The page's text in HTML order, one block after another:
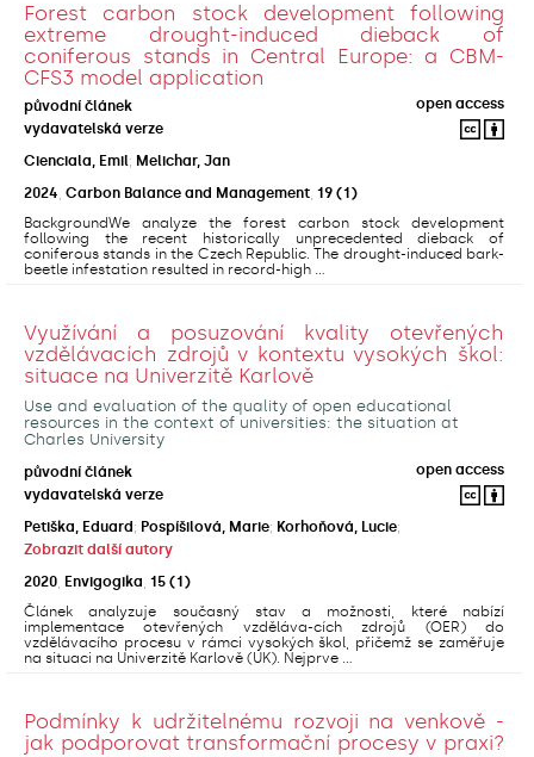
Forest carbon stock development following
extreme drought-induced dieback of
coniferous stands in Central Europe: a CBM-
CFS3 model application
původní článek
open access
vydavatelská verze
Cienciala, Emil; Melichar, Jan
2024 Carbon Balance and Management 19 (1)
BackgroundWe analyze the forest carbon stock development
following the recent historically unprecedented dieback of
coniferous stands in the Czech Republic. The drought-induced bark-
beetle infestation resulted in record-high ...
Využívání a posuzování kvality otevřených
vzdělávacích zdrojů v kontextu vysokých škol:
situace na Univerzitě Karlově
Use and evaluation of the quality of open educational
resources in the context of universities: the situation at
Charles University
původní článek
open access
vydavatelská verze
Petiška, Eduard ; Pospíšilová, Marie; Korhoňová, Lucie;
Zobrazit další autory
2020 Envigogika 15 (1)
Článek analyzuje současný stav a možnosti, které nabízí
implementace otevřených vzděláva-cích zdrojů (OER) do
vzdělávacího procesu v rámci vysokých škol, přičemž se zaměřuje
na situaci na Univerzitě Karlově (UK). Nejprve ...
Podmínky k udržitelnému rozvoji na venkově -
jak podporovat transformační procesy v praxi?